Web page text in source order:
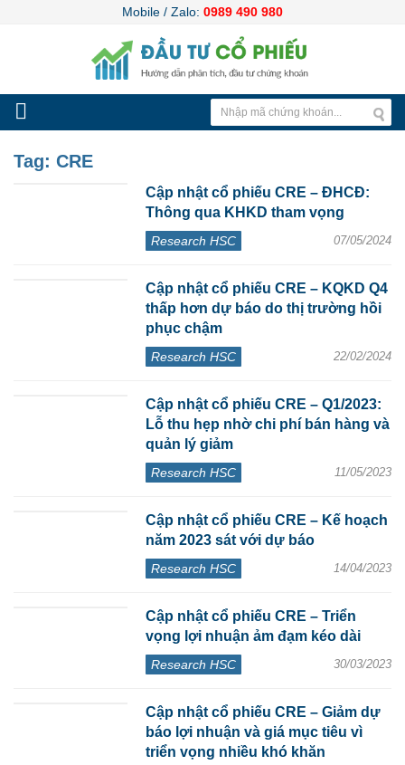
Mobile / Zalo: 0989 490 980
Tag: CRE
Cập nhật cổ phiếu CRE – ĐHCĐ:
Thông qua KHKD tham vọng
Research HSC 07/05/2024
Cập nhật cổ phiếu CRE – KQKD Q4
thấp hơn dự báo do thị trường hồi
phục chậm
Research HSC 22/02/2024
Cập nhật cổ phiếu CRE – Q1/2023:
Lỗ thu hẹp nhờ chi phí bán hàng và
quản lý giảm
Research HSC 11/05/2023
Cập nhật cổ phiếu CRE – Kế hoạch
năm 2023 sát với dự báo
Research HSC 14/04/2023
Cập nhật cổ phiếu CRE – Triển
vọng lợi nhuận ảm đạm kéo dài
Research HSC 30/03/2023
Cập nhật cổ phiếu CRE – Giảm dự
báo lợi nhuận và giá mục tiêu vì
triển vọng nhiều khó khăn